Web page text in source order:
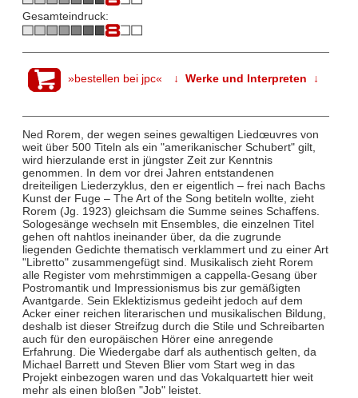
Gesamteindruck:
»bestellen bei jpc« ↓ Werke und Interpreten ↓
Ned Rorem, der wegen seines gewaltigen Liedœuvres von
weit über 500 Titeln als ein "amerikanischer Schubert" gilt,
wird hierzulande erst in jüngster Zeit zur Kenntnis
genommen. In dem vor drei Jahren entstandenen
dreiteiligen Liederzyklus, den er eigentlich – frei nach Bachs
Kunst der Fuge – The Art of the Song betiteln wollte, zieht
Rorem (Jg. 1923) gleichsam die Summe seines Schaffens.
Sologesänge wechseln mit Ensembles, die einzelnen Titel
gehen oft nahtlos ineinander über, da die zugrunde
liegenden Gedichte thematisch verklammert und zu einer Art
"Libretto" zusammengefügt sind. Musikalisch zieht Rorem
alle Register vom mehrstimmigen a cappella-Gesang über
Postromantik und Impressionismus bis zur gemäßigten
Avantgarde. Sein Eklektizismus gedeiht jedoch auf dem
Acker einer reichen literarischen und musikalischen Bildung,
deshalb ist dieser Streifzug durch die Stile und Schreibarten
auch für den europäischen Hörer eine anregende
Erfahrung. Die Wiedergabe darf als authentisch gelten, da
Michael Barrett und Steven Blier vom Start weg in das
Projekt einbezogen waren und das Vokalquartett hier weit
mehr als einen bloßen "Job" leistet.